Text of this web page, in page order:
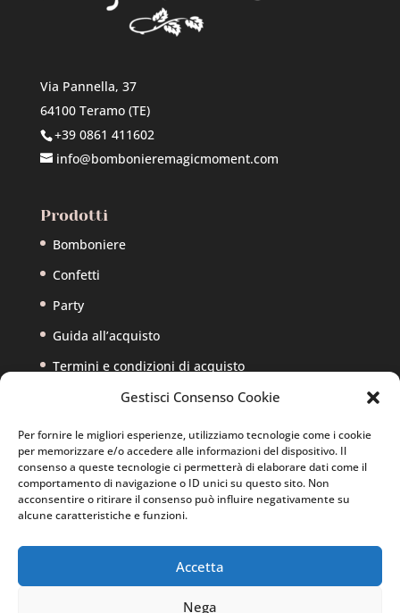
Gestisci Consenso Cookie
Per fornire le migliori esperienze, utilizziamo tecnologie come i cookie
per memorizzare e/o accedere alle informazioni del dispositivo. Il
consenso a queste tecnologie ci permetterà di elaborare dati come il
comportamento di navigazione o ID unici su questo sito. Non
acconsentire o ritirare il consenso può influire negativamente su
alcune caratteristiche e funzioni.
Accetta
Nega
Via Pannella, 37
64100 Teramo (TE)
+39 0861 411602
info@bombonieremagicmoment.com
Prodotti
Bomboniere
Confetti
Party
Guida all’acquisto
Termini e condizioni di acquisto
Account
Il mio account
Ordini